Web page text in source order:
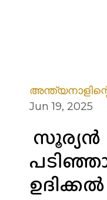
Jun 19, 2025
സൂര്യൻ
ഉദിക്കൽ